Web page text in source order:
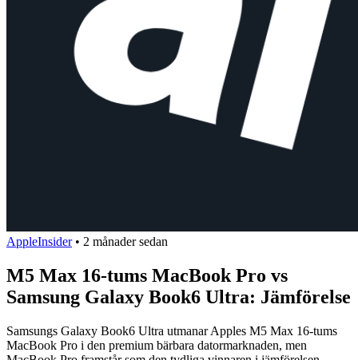
AppleInsider • 2 månader sedan
M5 Max 16-tums MacBook Pro vs
Samsung Galaxy Book6 Ultra: Jämförelse
Samsungs Galaxy Book6 Ultra utmanar Apples M5 Max 16-tums
MacBook Pro i den premium bärbara datormarknaden, men